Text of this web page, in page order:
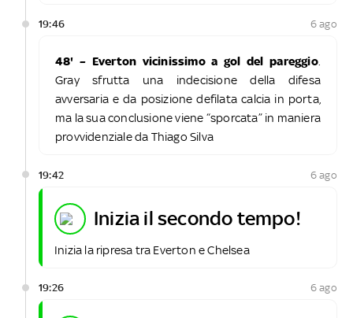
19:46 6 ago
48' – Everton vicinissimo a gol del pareggio.
Gray sfrutta una indecisione della difesa
avversaria e da posizione defilata calcia in porta,
ma la sua conclusione viene “sporcata” in maniera
provvidenziale da Thiago Silva
19:42 6 ago
inizia il secondo tempo!
Inizia la ripresa tra Everton e Chelsea
19:26 6 ago